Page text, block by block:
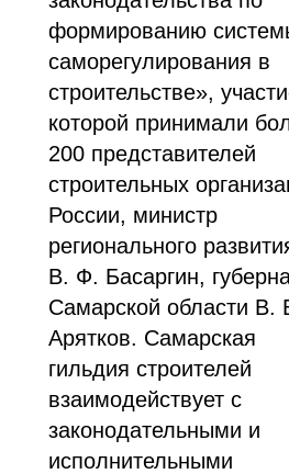
формированию
саморегулирования в
строительстве»,
которой принимали
200 представителей
строительных
России, министр
регионального
В. Ф. Басаргин,
Самарской области В.
Арятков. Самарская
гильдия строителей
взаимодействует с
законодательными и
исполнительными